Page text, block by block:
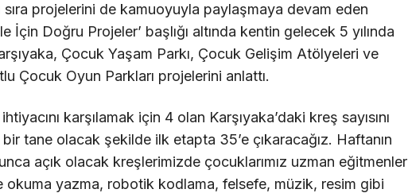
sıra projelerini de kamuoyuyla paylaşmaya devam eden
İçin Doğru Projeler’ başlığı altında kentin gelecek 5 yılında
Çocuk Yaşam Parkı, Çocuk Gelişim Atölyeleri ve
Çocuk Oyun Parkları projelerini anlattı.
karşılamak için 4 olan Karşıyaka’daki kreş sayısını
tane olacak şekilde ilk etapta 35’e çıkaracağız. Haftanın
açık olacak kreşlerimizde çocuklarımız uzman eğitmenler
yazma, robotik kodlama, felsefe, müzik, resim gibi